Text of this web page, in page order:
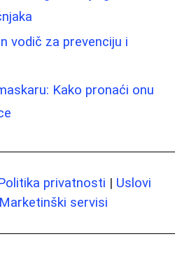
vodič za prevenciju i
Kako pronaći onu
privatnosti | Uslovi
Marketinški servisi